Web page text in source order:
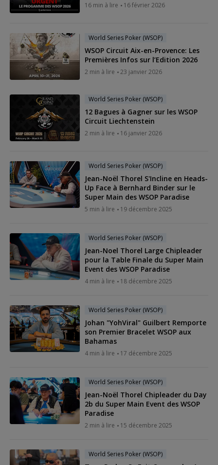
16 min à lire 16 février 2026
World Series Poker (WSOP)
WSOP Circuit Aix-en-Provence: Les
Premières Infos sur l’Edition 2026
2 min à lire 23 janvier 2026
World Series Poker (WSOP)
12 Bagues à Gagner sur les WSOP
Circuit Liechtenstein
2 min à lire 16 janvier 2026
World Series Poker (WSOP)
Jean-Noël Thorel S'Incline en Heads-
Up Face à Bernhard Binder sur le
Super Main des WSOP Paradise
5 min à lire 19 décembre 2025
World Series Poker (WSOP)
Jean-Noel Thorel Large Chipleader
pour la Table Finale du Super Main
Event des WSOP Paradise
4 min à lire 18 décembre 2025
World Series Poker (WSOP)
Johan "YohViral" Guilbert Remporte
son Premier Bracelet WSOP aux
Bahamas
4 min à lire 17 décembre 2025
World Series Poker (WSOP)
Jean-Noël Thorel Chipleader du Day
2b du Super Main Event des WSOP
Paradise
2 min à lire 15 décembre 2025
World Series Poker (WSOP)